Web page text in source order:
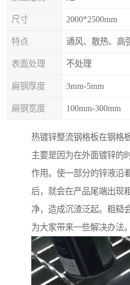
尺寸 2000*2500mm
特点 通风、散热、高
表面处理 不处理
扁钢厚度 3mm-5mm
扁钢宽度 100mm-300mm
热镀锌整流钢格板在钢格
主要是因为在外面镀锌的
作用。使一部分的锌液沿
后，就会在产品尾端出现
净，造成沉渣泛起。粗糙
为大家带来一些解决办法。